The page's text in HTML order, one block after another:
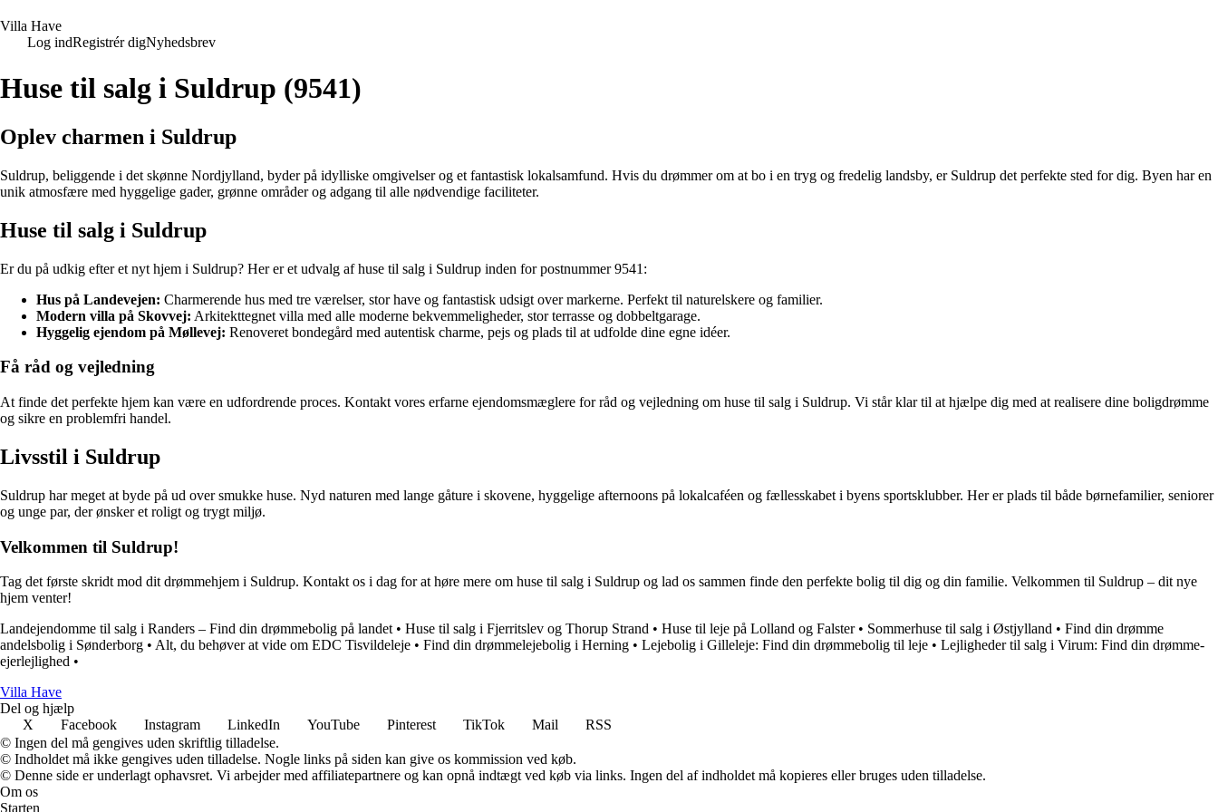
Villa Have
Log indRegistrér digNyhedsbrev
Huse til salg i Suldrup (9541)
Oplev charmen i Suldrup
Suldrup, beliggende i det skønne Nordjylland, byder på idylliske omgivelser og et fantastisk lokalsamfund. Hvis du drømmer om at bo i en tryg og fredelig landsby, er Suldrup det perfekte sted for dig. Byen har en
unik atmosfære med hyggelige gader, grønne områder og adgang til alle nødvendige faciliteter.
Huse til salg i Suldrup
Er du på udkig efter et nyt hjem i Suldrup? Her er et udvalg af huse til salg i Suldrup inden for postnummer 9541:
Hus på Landevejen: Charmerende hus med tre værelser, stor have og fantastisk udsigt over markerne. Perfekt til naturelskere og familier.
Modern villa på Skovvej: Arkitekttegnet villa med alle moderne bekvemmeligheder, stor terrasse og dobbeltgarage.
Hyggelig ejendom på Møllevej: Renoveret bondegård med autentisk charme, pejs og plads til at udfolde dine egne idéer.
Få råd og vejledning
At finde det perfekte hjem kan være en udfordrende proces. Kontakt vores erfarne ejendomsmæglere for råd og vejledning om huse til salg i Suldrup. Vi står klar til at hjælpe dig med at realisere dine boligdrømme
og sikre en problemfri handel.
Livsstil i Suldrup
Suldrup har meget at byde på ud over smukke huse. Nyd naturen med lange gåture i skovene, hyggelige afternoons på lokalcaféen og fællesskabet i byens sportsklubber. Her er plads til både børnefamilier, seniorer
og unge par, der ønsker et roligt og trygt miljø.
Velkommen til Suldrup!
Tag det første skridt mod dit drømmehjem i Suldrup. Kontakt os i dag for at høre mere om huse til salg i Suldrup og lad os sammen finde den perfekte bolig til dig og din familie. Velkommen til Suldrup – dit nye
hjem venter!
Landejendomme til salg i Randers – Find din drømmebolig på landet • Huse til salg i Fjerritslev og Thorup Strand • Huse til leje på Lolland og Falster• Sommerhuse til salg i Østjylland • Find din drømme
andelsbolig i Sønderborg • Alt, du behøver at vide om EDC Tisvildeleje • Find din drømmelejebolig i Herning • Lejebolig i Gilleleje: Find din drømmebolig til leje • Lejligheder til salg i Virum: Find din drømme-
ejerlejlighed •
Villa Have
Del og hjælp
X
Facebook Instagram LinkedIn YouTube Pinterest TikTok Mail
RSS
© Ingen del må gengives uden skriftlig tilladelse.
© Indholdet må ikke gengives uden tilladelse. Nogle links på siden kan give os kommission ved køb.
© Denne side er underlagt ophavsret. Vi arbejder med affiliatepartnere og kan opnå indtægt ved køb via links. Ingen del af indholdet må kopieres eller bruges uden tilladelse.
Om os
Starten